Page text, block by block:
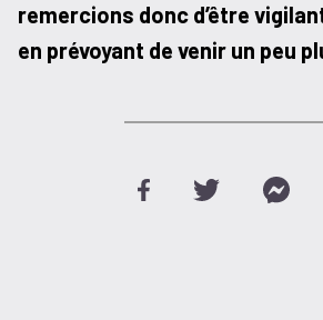
remercions donc d’être
en prévoyant de venir un peu